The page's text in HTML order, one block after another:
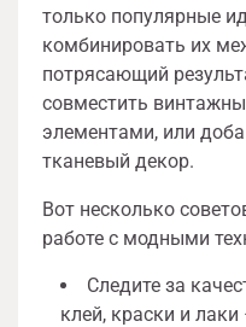
только популярные
комбинировать их
потрясающий
совместить
элементами, или
тканевый декор.
Вот несколько
работе с модными
Следите за
клей, краски и лаки